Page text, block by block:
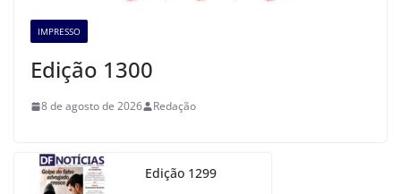
IMPRESSO
Edição 1300
8 de agosto de 2026 Redação
Edição 1299